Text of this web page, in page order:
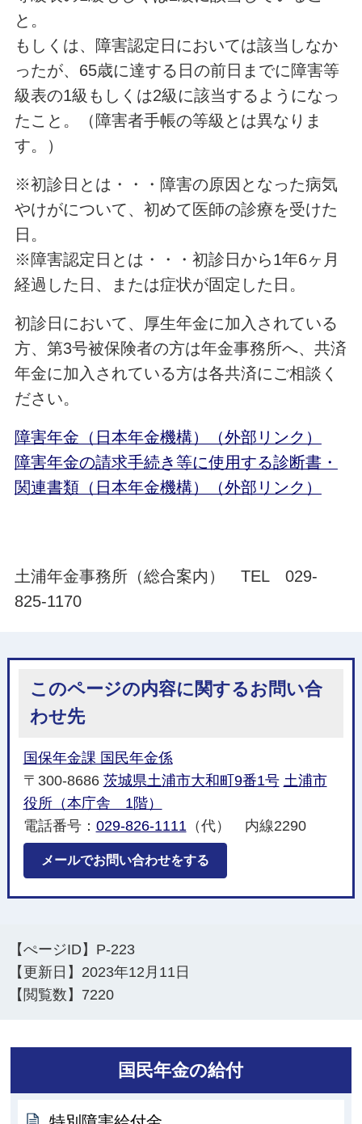
と。
もしくは、障害認定日においては該当しなか
ったが、65歳に達する日の前日までに障害等
級表の1級もしくは2級に該当するようになっ
たこと。（障害者手帳の等級とは異なりま
す。）
※初診日とは・・・障害の原因となった病気
やけがについて、初めて医師の診療を受けた
日。
※障害認定日とは・・・初診日から1年6ヶ月
経過した日、または症状が固定した日。
初診日において、厚生年金に加入されている
方、第3号被保険者の方は年金事務所へ、共済
年金に加入されている方は各共済にご相談く
ださい。
障害年金（日本年金機構）（外部リンク）
障害年金の請求手続き等に使用する診断書・
関連書類（日本年金機構）（外部リンク）
土浦年金事務所（総合案内） TEL 029-
825-1170
このページの内容に関するお問い合
わせ先
国保年金課 国民年金係
〒300-8686 茨城県土浦市大和町9番1号 土浦市
役所（本庁舎 1階）
電話番号： 029-826-1111（代） 内線2290
メールでお問い合わせをする
【ぺージID】 P-223
【更新日】 2023年12月11日
【閲覧数】 7220
国民年金の給付